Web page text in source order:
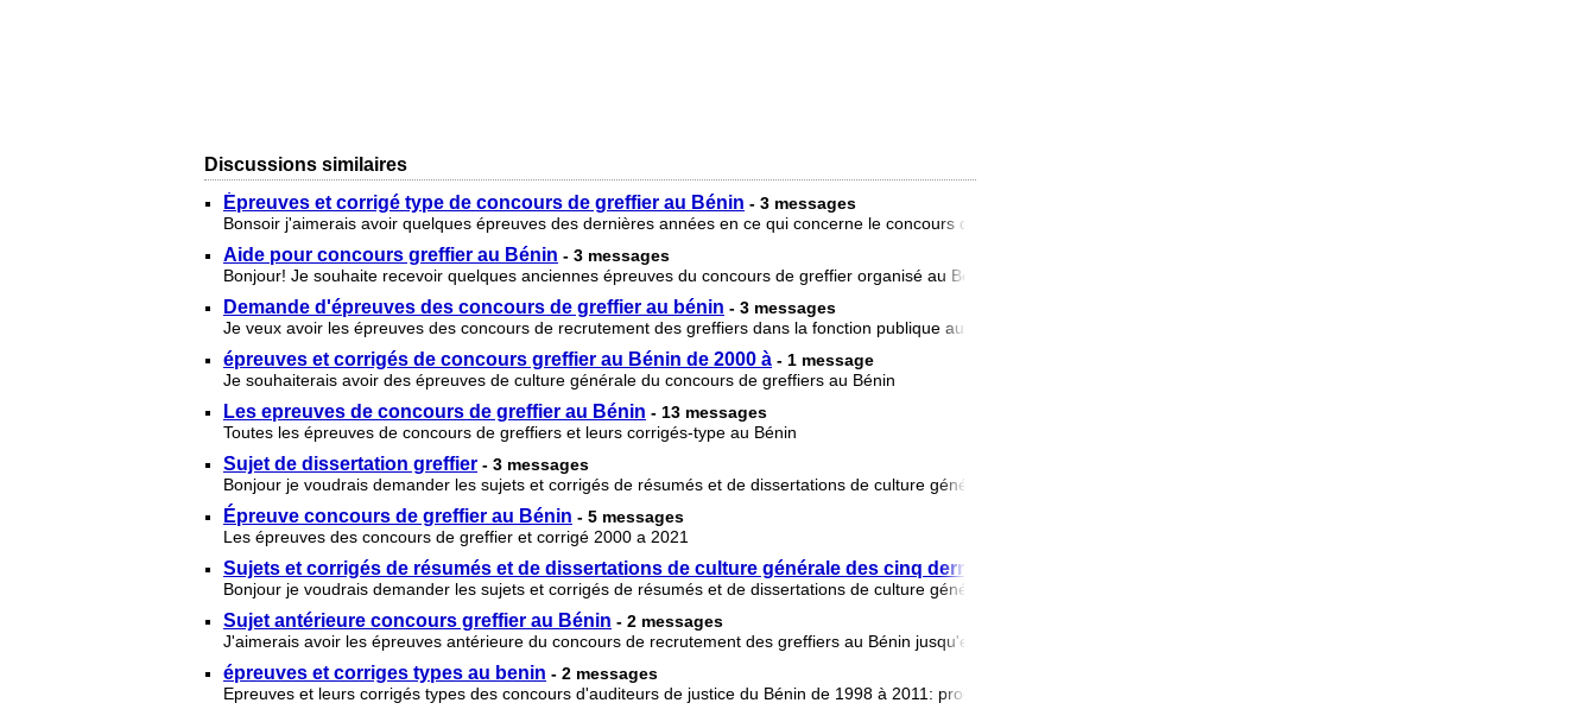
Discussions similaires
Épreuves et corrigé type de concours de greffier au Bénin - 3 messages
Bonsoir j'aimerais avoir quelques épreuves des dernières années en ce qui concerne le concours de greffier au Bénin si p
Aide pour concours greffier au Bénin - 3 messages
Bonjour! Je souhaite recevoir quelques anciennes épreuves du concours de greffier organisé au Bénin avec si possible leu
Demande d'épreuves des concours de greffier au bénin - 3 messages
Je veux avoir les épreuves des concours de recrutement des greffiers dans la fonction publique au Bénin et leurs corrigé
épreuves et corrigés de concours greffier au Bénin de 2000 à - 1 message
Je souhaiterais avoir des épreuves de culture générale du concours de greffiers au Bénin
Les epreuves de concours de greffier au Bénin - 13 messages
Toutes les épreuves de concours de greffiers et leurs corrigés-type au Bénin
Sujet de dissertation greffier - 3 messages
Bonjour je voudrais demander les sujets et corrigés de résumés et de dissertations de culture générale des cinq dernière
Épreuve concours de greffier au Bénin - 5 messages
Les épreuves des concours de greffier et corrigé 2000 a 2021
Sujets et corrigés de résumés et de dissertations de culture générale des cinq dernières années pour le concours de greffier bf pdf
Bonjour je voudrais demander les sujets et corrigés de résumés et de dissertations de culture générale des cinq dernière
Sujet antérieure concours greffier au Bénin - 2 messages
J'aimerais avoir les épreuves antérieure du concours de recrutement des greffiers au Bénin jusqu'en 2021
épreuves et corriges types au benin - 2 messages
Epreuves et leurs corrigés types des concours d'auditeurs de justice du Bénin de 1998 à 2011: procédure pénale, droit ju